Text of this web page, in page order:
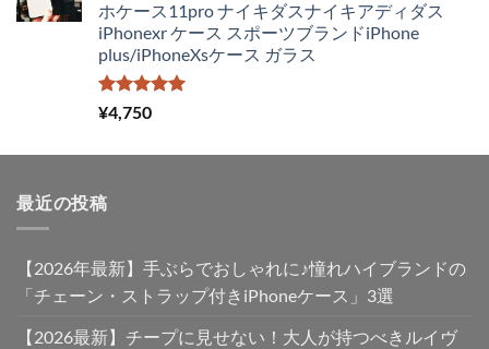
は
¥4,250
で
し
格
は
¥2,980
ホケース11pro ナイキダスナイキアディダス
iPhonexr ケース スポーツブランドiPhone
plus/iPhoneXsケース ガラス
5段階中
5.00
¥4,750
最近の投稿
【2026年最新】手ぶらでおしゃれに♪憧れハイブランドの
「チェーン・ストラップ付きiPhoneケース」3選
【2026最新】チープに見せない！大人が持つべきルイヴ